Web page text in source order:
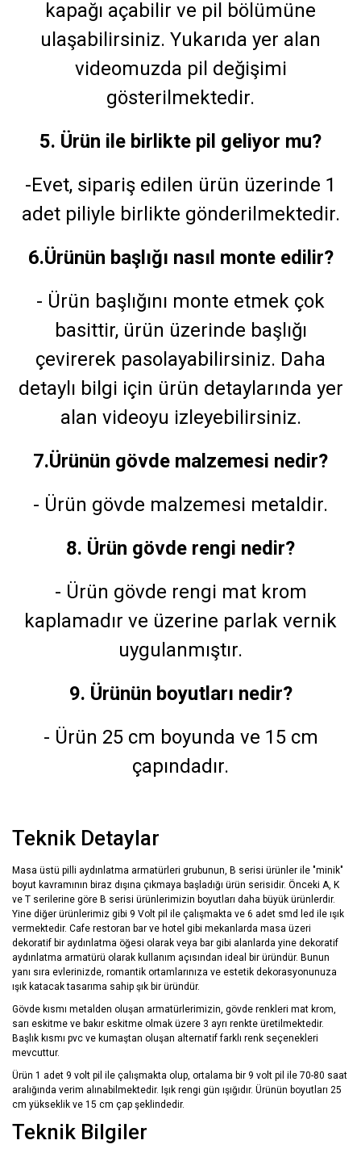
kapağı açabilir ve pil bölümüne
ulaşabilirsiniz. Yukarıda yer alan
videomuzda pil değişimi
gösterilmektedir.
5. Ürün ile birlikte pil geliyor mu?
-Evet, sipariş edilen ürün üzerinde 1
adet piliyle birlikte gönderilmektedir.
6.Ürünün başlığı nasıl monte edilir?
- Ürün başlığını monte etmek çok
basittir, ürün üzerinde başlığı
çevirerek pasolayabilirsiniz. Daha
detaylı bilgi için ürün detaylarında yer
alan videoyu izleyebilirsiniz.
7.Ürünün gövde malzemesi nedir?
- Ürün gövde malzemesi metaldir.
8. Ürün gövde rengi nedir?
- Ürün gövde rengi mat krom
kaplamadır ve üzerine parlak vernik
uygulanmıştır.
9. Ürünün boyutları nedir?
- Ürün 25 cm boyunda ve 15 cm
çapındadır.
Teknik Detaylar
Masa üstü pilli aydınlatma armatürleri grubunun, B serisi ürünler ile "minik"
boyut kavramının biraz dışına çıkmaya başladığı ürün serisidir. Önceki A, K
ve T serilerine göre B serisi ürünlerimizin boyutları daha büyük ürünlerdir.
Yine diğer ürünlerimiz gibi 9 Volt pil ile çalışmakta ve 6 adet smd led ile ışık
vermektedir. Cafe restoran bar ve hotel gibi mekanlarda masa üzeri
dekoratif bir aydınlatma öğesi olarak veya bar gibi alanlarda yine dekoratif
aydınlatma armatürü olarak kullanım açısından ideal bir üründür. Bunun
yanı sıra evlerinizde, romantik ortamlarınıza ve estetik dekorasyonunuza
ışık katacak tasarıma sahip şık bir üründür.
Gövde kısmı metalden oluşan armatürlerimizin, gövde renkleri mat krom,
sarı eskitme ve bakır eskitme olmak üzere 3 ayrı renkte üretilmektedir.
Başlık kısmı pvc ve kumaştan oluşan alternatif farklı renk seçenekleri
mevcuttur.
Ürün 1 adet 9 volt pil ile çalışmakta olup, ortalama bir 9 volt pil ile 70-80 saat
aralığında verim alınabilmektedir. Işık rengi gün ışığıdır. Ürünün boyutları 25
cm yükseklik ve 15 cm çap şeklindedir.
Teknik Bilgiler